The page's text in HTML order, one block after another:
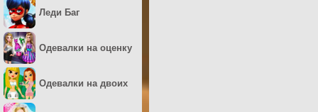
Леди Баг
Одевалки на оценку
Одевалки на двоих